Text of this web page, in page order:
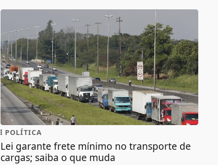
POLÍTICA
Lei garante frete mínimo no transporte de
cargas; saiba o que muda